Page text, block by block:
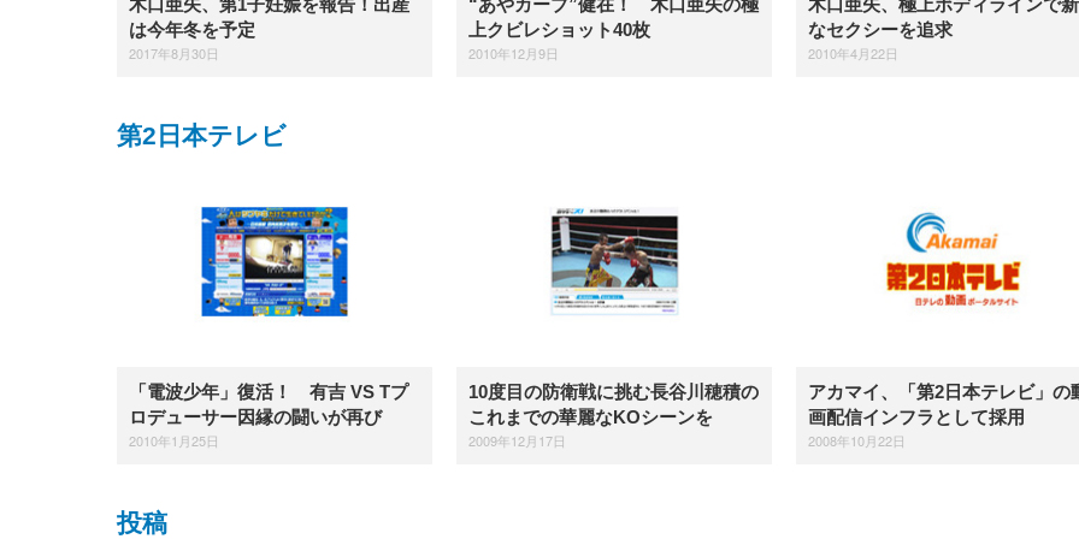
木口亜矢、第1子妊娠を報告！出産
は今年冬を予定
2017年8月30日
“あやカーブ”健在！ 木口亜矢の極
上クビレショット40枚
2010年12月9日
木口亜矢、極上ボディラインで
なセクシーを追求
2010年4月22日
第2日本テレビ
「電波少年」復活！ 有吉 VS Tプ
ロデューサー因縁の闘いが再び
2010年1月25日
10度目の防衛戦に挑む長谷川穂積の
これまでの華麗なKOシーンを
2009年12月17日
アカマイ、「第2日本テレビ」の
画配信インフラとして採用
2008年10月22日
投稿